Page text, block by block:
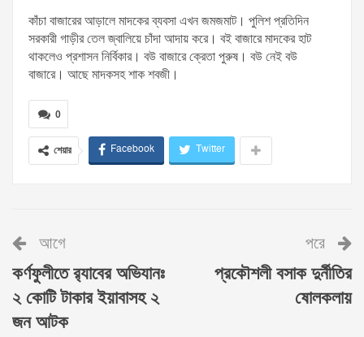
কাঁচা বাজারের আড়ালে মাদকের ব্যবসা এখন জমজমাট। পুলিশ প্রতিদিন
সরকারী গাড়ীর তেল জ্বালিয়ে চাঁদা আদায় করে। বই বাজারে মাদকের হাট
থাকলেও প্রশাসন নির্বিকার। বউ বাজারে ক্রেতা পুরুষ। বউ নেই বউ
বাজারে। আছে মাদকসহ শাক শবজী।
0
শেয়ার Facebook Twitter
আগে
কর্ণফুলীতে র‍্যাবের অভিযানঃ
২ কোটি টাকার ইয়াবাসহ ২
জন আটক
পরে
প্রকৌশলী বসাক দুর্নীতির
ষোলকলায়